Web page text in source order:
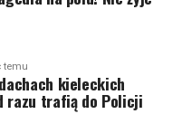
temu
kieleckich
razu trafią do Policji